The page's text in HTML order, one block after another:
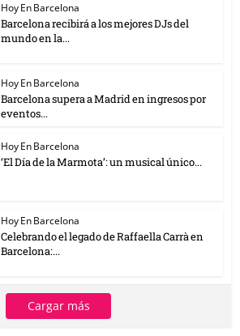
Hoy En Barcelona
Barcelona recibirá a los mejores DJs del
mundo en la...
Hoy En Barcelona
Barcelona supera a Madrid en ingresos por
eventos...
Hoy En Barcelona
‘El Día de la Marmota’: un musical único...
Hoy En Barcelona
Celebrando el legado de Raffaella Carrà en
Barcelona:...
Cargar más